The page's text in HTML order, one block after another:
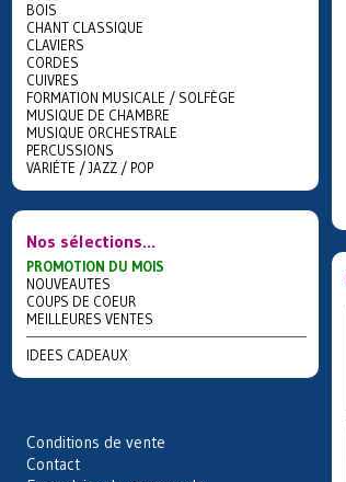
BOIS
CHANT CLASSIQUE
CLAVIERS
CORDES
CUIVRES
FORMATION MUSICALE / SOLFÈGE
MUSIQUE DE CHAMBRE
MUSIQUE ORCHESTRALE
PERCUSSIONS
VARIÉTE / JAZZ / POP
Nos sélections...
PROMOTION DU MOIS
NOUVEAUTES
COUPS DE COEUR
MEILLEURES VENTES
IDEES CADEAUX
Conditions de vente
Contact